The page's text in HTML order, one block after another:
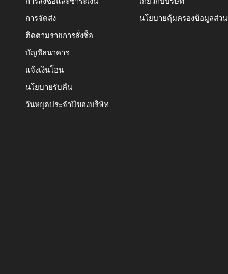
การจัดส่ง
ติดตามรายการสั่งซื้อ
บัญชีธนาคาร
แจ้งเงินโอน
นโยบายรับคืน
วันหยุดประจำปีของบริษัท
นโยบายคุ้มครองข้อมูลส่ว